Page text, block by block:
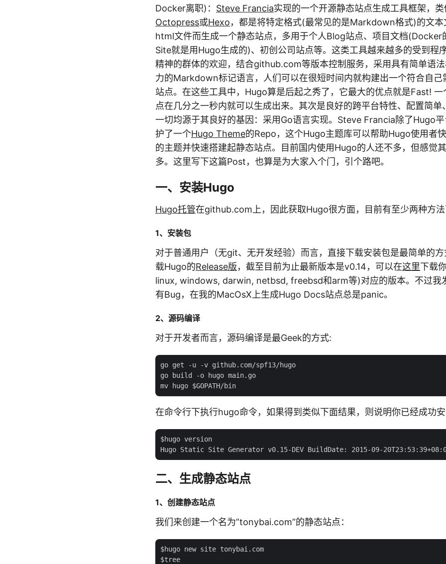
Docker离职)： Steve Francia实现的一个开源静态站点生成工具框架，类
Octopress或Hexo，都是将特定格式(最常见的是Markdown格式)的文本
html文件而生成一个静态站点，多用于个人Blog站点、项目文档(Docker
Site就是用Hugo生成的)、初创公司站点等。这类工具越来越多的受到程
精神的群体的欢迎，结合github.com等版本控制服务，采用具有简单语
力的Markdown标记语言，人们可以在很短时间内就构建出一个符合自己
站点。在这些工具中，Hugo算是后起之秀了，它最大的优点就是Fast! 一
点在几分之一秒内就可以生成出来。其次是良好的跨平台特性、配置简单
一切均源于其良好的基因：采用Go语言实现。Steve Francia除了Hugo
护了一个Hugo Theme的Repo，这个Hugo主题库可以帮助Hugo使用者
的主题并快速搭建起静态站点。目前国内使用Hugo的人还不多，但感觉
多。这里写下这篇Post，也算是为大家入个门，引个路吧。
一、安装Hugo
Hugo托管在github.com上，因此获取Hugo很方面，目前有至少两种方法
1、安装包
对于普通用户（无git、无开发经验）而言，直接下载安装包是最简单的
载Hugo的Release版，截至目前为止最新版本是v0.14，可以在这里下载
linux, windows, darwin, netbsd, freebsd和arm等)对应的版本。不过我
有Bug，在我的MacOsX上生成Hugo Docs站点总是panic。
2、源码编译
对于开发者而言，源码编译是最Geek的方式:
go get -u -v github.com/spf13/hugo
go build -o hugo main.go
在命令行下执行hugo命令，如果得到类似下面结果，则说明你已经成功安
$hugo version
二、生成静态站点
1、创建静态站点
我们来创建一个名为”tonybai.com”的静态站点：
$hugo new site tonybai.com
$tree